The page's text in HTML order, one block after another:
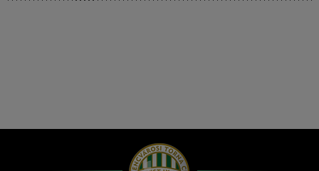
Hírek